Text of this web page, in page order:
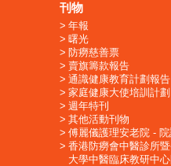
刊物
年報
曙光
防癆慈善票
賣旗籌款報告
通識健康教育計劃報告
家庭健康大使培訓計劃
週年特刊
其他活動刊物
傅麗儀護理安老院 -
香港防癆會中醫診所
大學中醫臨床教研中